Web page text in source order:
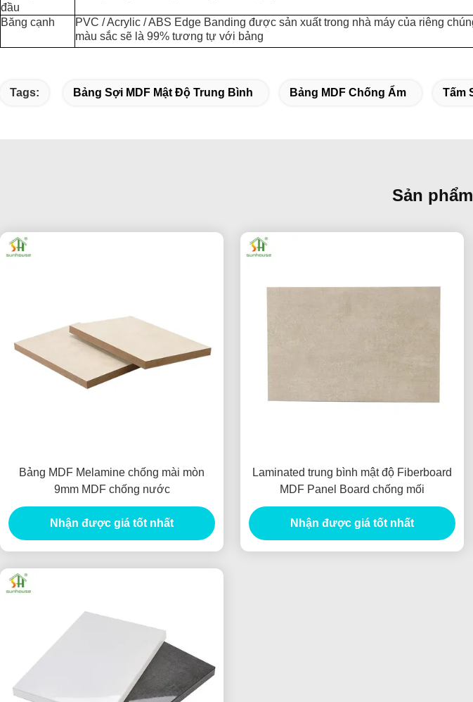
đầu
Băng cạnh
PVC / Acrylic / ABS Edge Banding được sản xuất trong nhà máy của riêng
màu sắc sẽ là 99% tương tự với bảng
Tags: Bảng Sợi MDF Mật Độ Trung Bình Bảng MDF Chống Ẩm Tấm
Sản
Bảng MDF Melamine chống mài mòn
9mm MDF chống nước
Nhận được giá tốt nhất
Laminated trung bình mật độ Fiberboard
MDF Panel Board chống mối
Nhận được giá tốt nhất